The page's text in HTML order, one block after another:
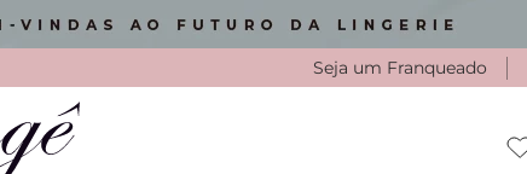
Seja um Franqueado